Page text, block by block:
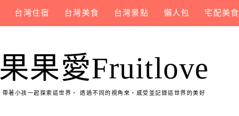
台灣住宿 台灣美食 台灣景點 懶人包 宅配美食
果果愛Fruitlove
帶著小孩一起探索這世界， 透過不同的視角來，感受並記錄這世界的美好